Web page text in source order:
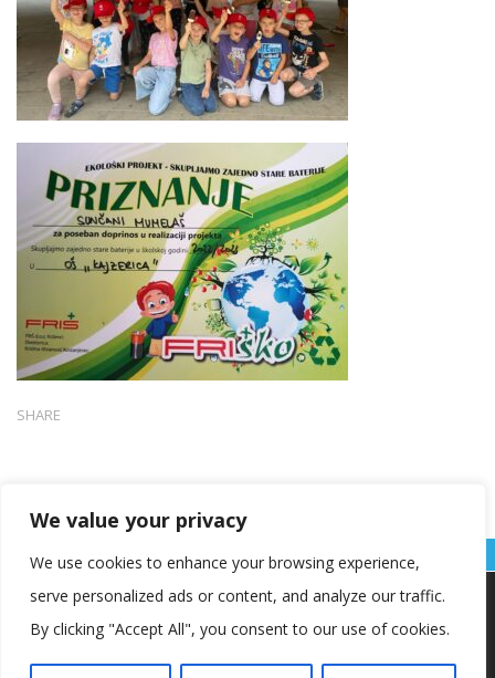
We value your privacy
We use cookies to enhance your browsing experience,
serve personalized ads or content, and analyze our traffic.
By clicking "Accept All", you consent to our use of cookies.
SHARE
Koristimo kolačiće kako bismo vam pružili najbolje iskustvo na
našoj web stranici.
Informacije o kolačićima koje koristimo ili opcije za